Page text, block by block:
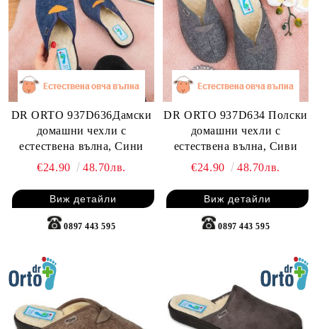
DR ORTO 937D636Дамски
домашни чехли с
естествена вълна, Сини
€24.90
48.70лв.
Виж детайли
0897 443 595
DR ORTO 937D634 Полски
домашни чехли с
естествена вълна, Сиви
€24.90
48.70лв.
Виж детайли
0897 443 595